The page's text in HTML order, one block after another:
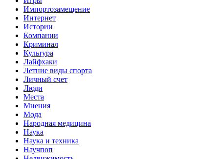
Импортозамещение
Интернет
Истории
Компании
Криминал
Культура
Лайфхаки
Летние виды спорта
Личный счет
Люди
Места
Мнения
Мода
Народная медицина
Наука
Наука и техника
Научпоп